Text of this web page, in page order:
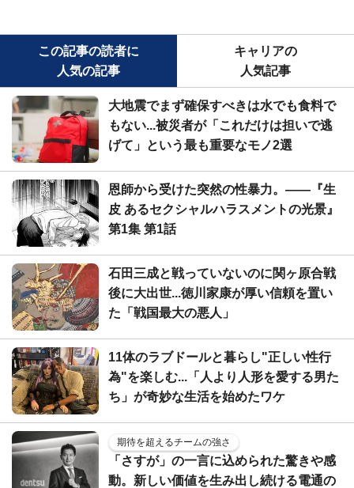
この記事の読者に
人気の記事
キャリアの
人気記事
大地震でまず確保すべきは水でも食料で
もない...被災者が「これだけは担いで逃
げて」という最も重要なモノ2選
恩師から受けた突然の性暴力。――『生
皮 あるセクシャルハラスメントの光景』
第1集 第1話
石田三成と戦っていないのに関ヶ原合戦
後に大出世...徳川家康が厚い信頼を置い
た「戦国最大の悪人」
11体のラブドールと暮らし"正しい性行
為"を楽しむ...「人より人形を愛する男た
ち」が奇妙な生活を始めたワケ
期待を超えるチームの強さ
「さすが」の一言に込められた驚きや感
動。新しい価値を生み出し続ける電通の